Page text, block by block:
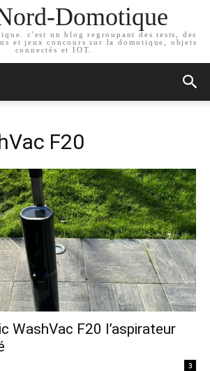
Domotique
c'est un blog regroupant des tests, des
et jeux concours sur la domotique, objets
connectés et IOT.
F20
WashVac F20 l’aspirateur
3